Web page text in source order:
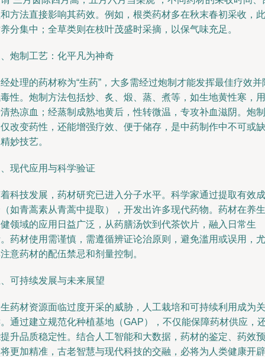
方法直接影响其药效。例如，根类药材多在秋末春初采收，此
分集中；全草类则在枝叶茂盛时采摘，以保气味充足。
炮制工艺：化平凡为神奇
处理的药材称为“生药”，大多需经过炮制才能发挥最佳疗效并
性。炮制方法包括炒、炙、煅、蒸、煮等，如生地黄性寒，用
热凉血；经蒸制成熟地黄后，性转微温，专攻补血滋阴。炮制
改变药性，还能增强疗效、便于储存，是中药制作中不可或缺
妙技艺。
现代应用与科学验证
科技发展，药材研究已进入分子水平。科学家通过提取有效成
如青蒿素从青蒿中提取），开发出许多现代药物。药材在养生
领域的应用日益广泛，从药膳汤饮到代茶饮片，融入日常生
药材使用需谨慎，需遵循辨证论治原则，避免滥用或误用，尤
意药材的配伍禁忌和剂量控制。
可持续发展与未来展望
药材资源面临过度开采的威胁，人工栽培和可持续利用成为关
通过建立规范化种植基地（GAP），不仅能保障药材供应，
升品质稳定性。结合人工智能和大数据，药材的鉴定、药效预
更加精准，古老智慧与现代科技的交融，必将为人类健康开辟